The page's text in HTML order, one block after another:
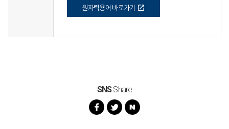
원자력용어 바로가기 open_in_new
SNSShare